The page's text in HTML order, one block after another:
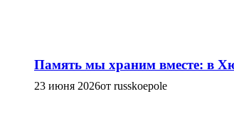
Память мы храним вместе: в
23 июня 2026от russkoepole